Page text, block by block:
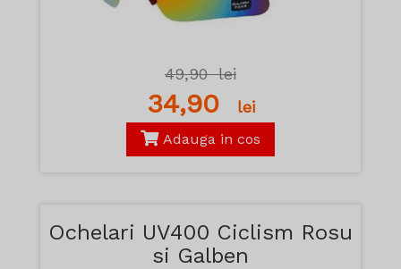
49,90lei
34,90 lei
Adauga in cos
Ochelari UV400 Ciclism Rosu
si Galben